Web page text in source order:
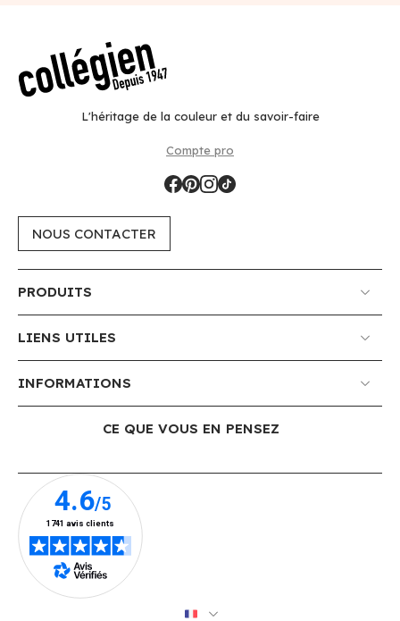
L'héritage de la couleur et du savoir-faire
Compte pro
NOUS CONTACTER
PRODUITS
LIENS UTILES
INFORMATIONS
CE QUE VOUS EN PENSEZ